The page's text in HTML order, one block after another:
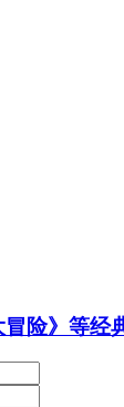
险》等经